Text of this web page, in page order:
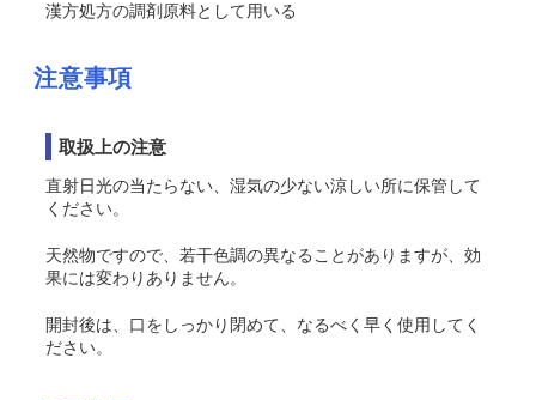
漢方処方の調剤原料として用いる
注意事項
取扱上の注意
直射日光の当たらない、湿気の少ない涼しい所に保管して
ください。
天然物ですので、若干色調の異なることがありますが、効
果には変わりありません。
開封後は、口をしっかり閉めて、なるべく早く使用してく
ださい。